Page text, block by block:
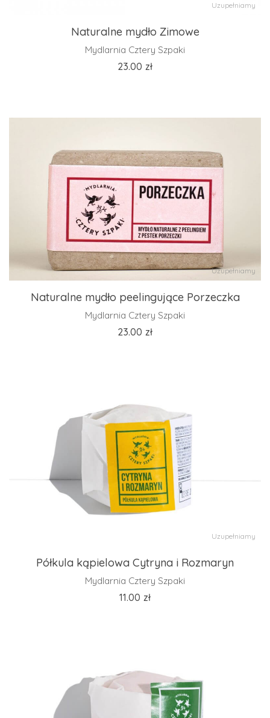
Uzupełniamy
Naturalne mydło Zimowe
Mydlarnia Cztery Szpaki
23.00 zł
Uzupełniamy
Naturalne mydło peelingujące Porzeczka
Mydlarnia Cztery Szpaki
23.00 zł
Uzupełniamy
Półkula kąpielowa Cytryna i Rozmaryn
Mydlarnia Cztery Szpaki
11.00 zł